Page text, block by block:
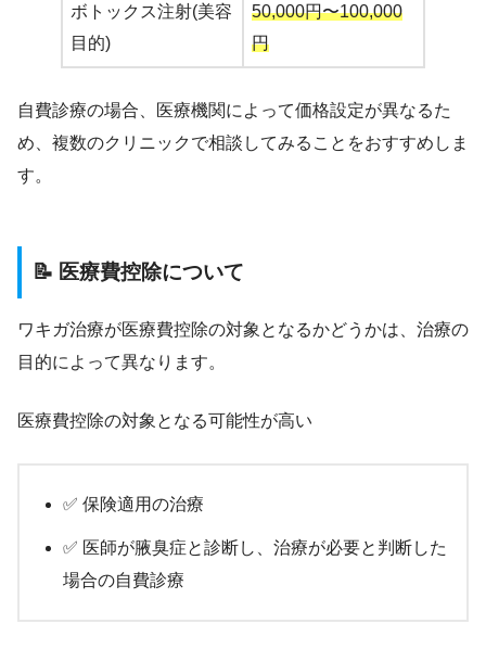
ボトックス注射(美容
目的)
50,000円〜100,000
円
自費診療の場合、医療機関によって価格設定が異なるた
め、複数のクリニックで相談してみることをおすすめしま
す。
📝 医療費控除について
ワキガ治療が医療費控除の対象となるかどうかは、治療の
目的によって異なります。
医療費控除の対象となる可能性が高い
✅ 保険適用の治療
✅ 医師が腋臭症と診断し、治療が必要と判断した
場合の自費診療